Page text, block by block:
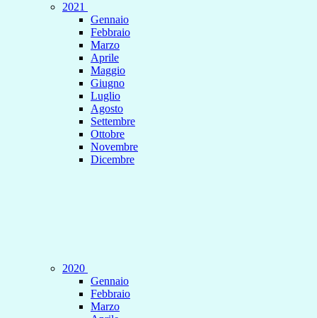
2021
Gennaio
Febbraio
Marzo
Aprile
Maggio
Giugno
Luglio
Agosto
Settembre
Ottobre
Novembre
Dicembre
2020
Gennaio
Febbraio
Marzo